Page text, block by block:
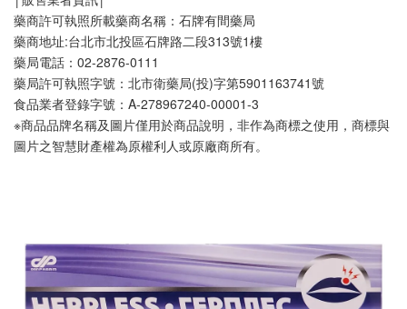
藥商許可執照所載藥商名稱：石牌有間藥局
藥商地址:台北市北投區石牌路二段313號1樓
藥局電話：02-2876-0111
藥局許可執照字號：北市衛藥局(投)字第5901163741號
食品業者登錄字號：A-278967240-00001-3
※商品品牌名稱及圖片僅用於商品說明，非作為商標之使用，商標與
圖片之智慧財產權為原權利人或原廠商所有。